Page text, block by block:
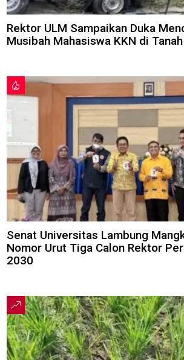
Rektor ULM Sampaikan Duka
Musibah Mahasiswa KKN di
Senat Universitas Lambung
Nomor Urut Tiga Calon Rektor
2030